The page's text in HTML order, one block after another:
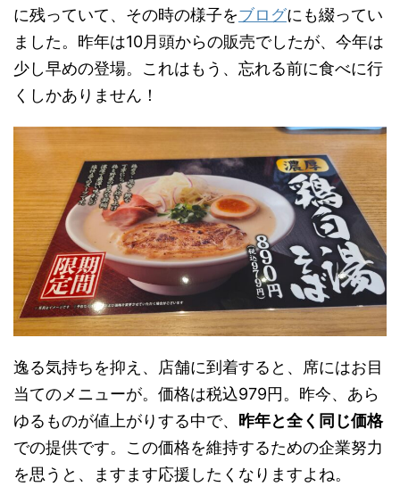
に残っていて、その時の様子をブログにも綴ってい
ました。昨年は10月頭からの販売でしたが、今年は
少し早めの登場。これはもう、忘れる前に食べに行
くしかありません！
逸る気持ちを抑え、店舗に到着すると、席にはお目
当てのメニューが。価格は税込979円。昨今、あら
ゆるものが値上がりする中で、
昨年と全く同じ価格
での提供です。この価格を維持するための企業努力
を思うと、ますます応援したくなりますよね。